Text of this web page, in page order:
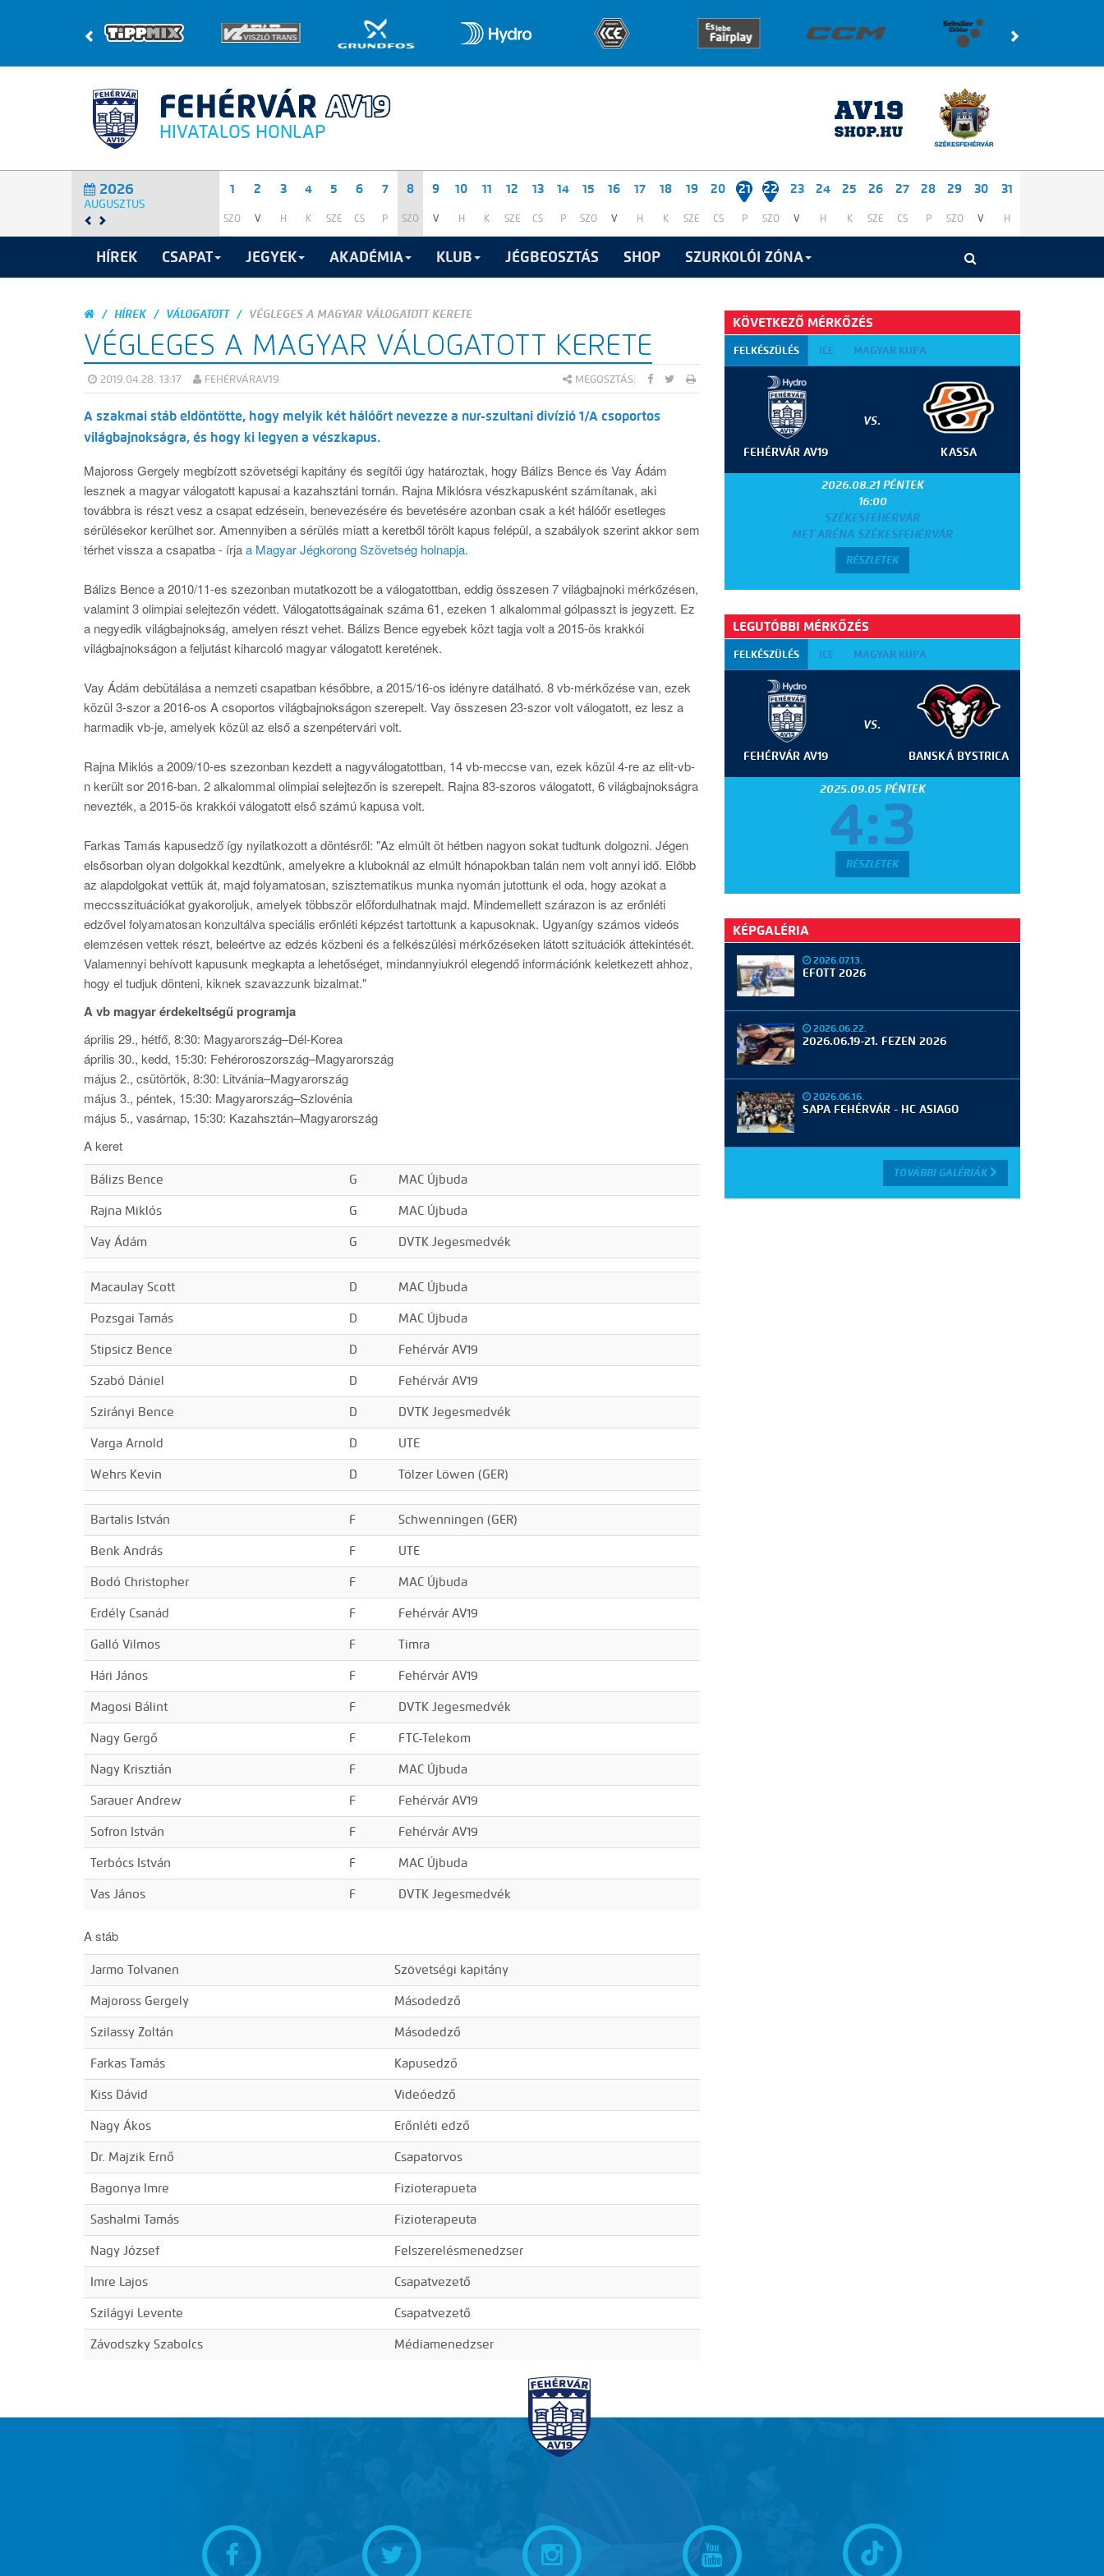
HIVATALOS HONLAP
2026
AUGUSZTUS
1
SZO
2
V
3
H
4
K
5
SZE
6
CS
7
P
8
SZO
9
V
10
H
11
K
12
SZE
13
CS
14
P
15
SZO
16
V
17
H
18
K
19
SZE
20
CS
21
P
22
SZO
23
V
24
H
25
K
26
SZE
27
CS
28
P
29
SZO
30
V
31
H
HÍREK CSAPAT JEGYEK AKADÉMIA KLUB JÉGBEOSZTÁS SHOP SZURKOLÓI ZÓNA
HÍREK VÁLOGATOTT VÉGLEGES A MAGYAR VÁLOGATOTT KERETE
VÉGLEGES A MAGYAR VÁLOGATOTT KERETE
2019.04.28. 13:17 FEHÉRVÁRAV19 MEGOSZTÁS:
A szakmai stáb eldöntötte, hogy melyik két hálóőrt nevezze a nur-szultani divízió 1/A csoportos
világbajnokságra, és hogy ki legyen a vészkapus.
Majoross Gergely megbízott szövetségi kapitány és segítői úgy határoztak, hogy Bálizs Bence és Vay Ádám
lesznek a magyar válogatott kapusai a kazahsztáni tornán. Rajna Miklósra vészkapusként számítanak, aki
továbbra is részt vesz a csapat edzésein, benevezésére és bevetésére azonban csak a két hálóőr esetleges
sérülésekor kerülhet sor. Amennyiben a sérülés miatt a keretből törölt kapus felépül, a szabályok szerint akkor sem
térhet vissza a csapatba - írjaa Magyar Jégkorong Szövetség holnapja.
Bálizs Bence a 2010/11-es szezonban mutatkozott be a válogatottban, eddig összesen 7 világbajnoki mérkőzésen,
valamint 3 olimpiai selejtezőn védett. Válogatottságainak száma 61, ezeken 1 alkalommal gólpasszt is jegyzett. Ez
a negyedik világbajnokság, amelyen részt vehet. Bálizs Bence egyebek közt tagja volt a 2015-ös krakkói
világbajnokságon a feljutást kiharcoló magyar válogatott keretének.
Vay Ádám debütálása a nemzeti csapatban későbbre, a 2015/16-os idényre datálható. 8 vb-mérkőzése van, ezek
közül 3-szor a 2016-os A csoportos világbajnokságon szerepelt. Vay összesen 23-szor volt válogatott, ez lesz a
harmadik vb-je, amelyek közül az első a szenpétervári volt.
Rajna Miklós a 2009/10-es szezonban kezdett a nagyválogatottban, 14 vb-meccse van, ezek közül 4-re az elit-vb-
n került sor 2016-ban. 2 alkalommal olimpiai selejtezőn is szerepelt. Rajna 83-szoros válogatott, 6 világbajnokságra
nevezték, a 2015-ös krakkói válogatott első számú kapusa volt.
Farkas Tamás kapusedző így nyilatkozott a döntésről: "Az elmúlt öt hétben nagyon sokat tudtunk dolgozni. Jégen
elsősorban olyan dolgokkal kezdtünk, amelyekre a kluboknál az elmúlt hónapokban talán nem volt annyi idő. Előbb
az alapdolgokat vettük át, majd folyamatosan, szisztematikus munka nyomán jutottunk el oda, hogy azokat a
meccsszituációkat gyakoroljuk, amelyek többször előfordulhatnak majd. Mindemellett szárazon is az erőnléti
edzővel folyamatosan konzultálva speciális erőnléti képzést tartottunk a kapusoknak. Ugyanígy számos videós
elemzésen vettek részt, beleértve az edzés közbeni és a felkészülési mérkőzéseken látott szituációk áttekintését.
Valamennyi behívott kapusunk megkapta a lehetőséget, mindannyiukról elegendő információnk keletkezett ahhoz,
hogy el tudjuk dönteni, kiknek szavazzunk bizalmat."
A vb magyar érdekeltségű programja
április 29., hétfő, 8:30: Magyarország–Dél-Korea
április 30., kedd, 15:30: Fehéroroszország–Magyarország
május 2., csütörtök, 8:30: Litvánia–Magyarország
május 3., péntek, 15:30: Magyarország–Szlovénia
május 5., vasárnap, 15:30: Kazahsztán–Magyarország
A keret
Bálizs Bence G MAC Újbuda
Rajna Miklós G MAC Újbuda
Vay Ádám G DVTK Jegesmedvék
Macaulay Scott D MAC Újbuda
Pozsgai Tamás D MAC Újbuda
Stipsicz Bence D Fehérvár AV19
Szabó Dániel D Fehérvár AV19
Szirányi Bence D DVTK Jegesmedvék
Varga Arnold D UTE
Wehrs Kevin D Tölzer Löwen (GER)
Bartalis István F Schwenningen (GER)
Benk András F UTE
Bodó Christopher F MAC Újbuda
Erdély Csanád F Fehérvár AV19
Galló Vilmos F Timra
Hári János F Fehérvár AV19
Magosi Bálint F DVTK Jegesmedvék
Nagy Gergő F FTC-Telekom
Nagy Krisztián F MAC Újbuda
Sarauer Andrew F Fehérvár AV19
Sofron István F Fehérvár AV19
Terbócs István F MAC Újbuda
Vas János F DVTK Jegesmedvék
A stáb
Jarmo Tolvanen Szövetségi kapitány
Majoross Gergely Másodedző
Szilassy Zoltán Másodedző
Farkas Tamás Kapusedző
Kiss Dávid Videóedző
Nagy Ákos Erőnléti edző
Dr. Majzik Ernő Csapatorvos
Bagonya Imre Fizioterapueta
Sashalmi Tamás Fizioterapeuta
Nagy József Felszerelésmenedzser
Imre Lajos Csapatvezető
Szilágyi Levente Csapatvezető
Závodszky Szabolcs Médiamenedzser
KÖVETKEZŐ MÉRKŐZÉS
FELKÉSZÜLÉS ICE MAGYAR KUPA
FEHÉRVÁR AV19
VS.
KASSA
2026.08.21 PÉNTEK
16:00
SZÉKESFEHÉRVÁR
MET ARÉNA SZÉKESFEHÉRVÁR
RÉSZLETEK
LEGUTÓBBI MÉRKŐZÉS
FELKÉSZÜLÉS ICE MAGYAR KUPA
FEHÉRVÁR AV19
VS.
BANSKÁ BYSTRICA
2025.09.05 PÉNTEK
4:3
RÉSZLETEK
KÉPGALÉRIA
2026.07.13.
EFOTT 2026
2026.06.22.
2026.06.19-21. FEZEN 2026
2026.06.16.
SAPA FEHÉRVÁR - HC ASIAGO
TOVÁBBI GALÉRIÁK